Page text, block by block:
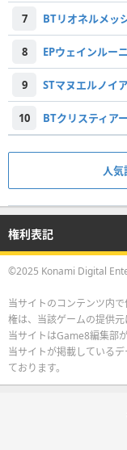
7 BTリオネルメッ
8
9
10
人気
権利表記
©2025 Konami Digital
当サイトのコンテンツ内
権は、当該ゲームの提供元
当サイトはGame8編集部
当サイトが掲載している
ております。